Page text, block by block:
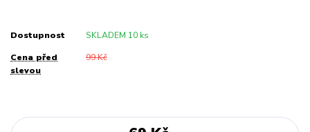
Dostupnost SKLADEM 10 ks
Cena před
slevou
99 Kč